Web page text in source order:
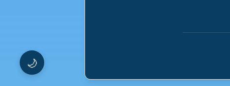
🌙